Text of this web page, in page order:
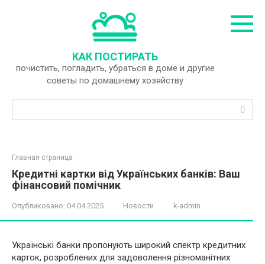
КАК ПОСТИРАТЬ
почистить, погладить, убраться в доме и другие
советы по домашнему хозяйству
Главная страница
Кредитні картки від Українських банків: Ваш
фінансовий помічник
Опубликовано: 04.04.2025 Новости k-admin
Українські банки пропонують широкий спектр кредитних
карток, розроблених для задоволення різноманітних